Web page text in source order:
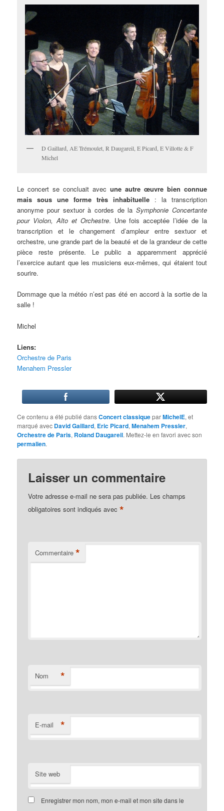
D Gaillard, AE Trémoulet, R Daugareil, E Picard, E Villotte & F
Michel
Le concert se concluait avec une autre œuvre bien connue
mais sous une forme très inhabituelle : la transcription
anonyme pour sextuor à cordes de laSymphonie Concertante
pour Violon, Alto et Orchestre. Une fois acceptée l’idée de la
transcription et le changement d’ampleur entre sextuor et
orchestre, une grande part de la beauté et de la grandeur de cette
pièce reste présente. Le public a apparemment apprécié
l’exercice autant que les musiciens eux-mêmes, qui étaient tout
sourire.
Dommage que la météo n’est pas été en accord à la sortie de la
salle !
Michel
Liens:
Orchestre de Paris
Menahem Pressler
Ce contenu a été publié dansConcert classiqueparMichelE, et
marqué avec David Gaillard, Eric Picard,Menahem Pressler,
Orchestre de Paris, Roland Daugareil. Mettez-le en favori avec son
permalien.
Laisser un commentaire
Votre adresse e-mail ne sera pas publiée. Les champs
obligatoires sont indiqués avec*
Commentaire *
Nom *
E-mail *
Site web
Enregistrer mon nom, mon e-mail et mon site dans le